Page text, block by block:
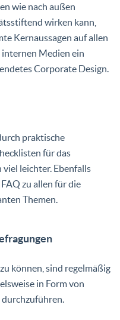
wie nach außen
wirken kann,
Kernaussagen auf allen
internen Medien ein
Corporate Design.
praktische
für das
leichter. Ebenfalls
zu allen für die
Themen.
können, sind regelmäßig
in Form von
durchzuführen.